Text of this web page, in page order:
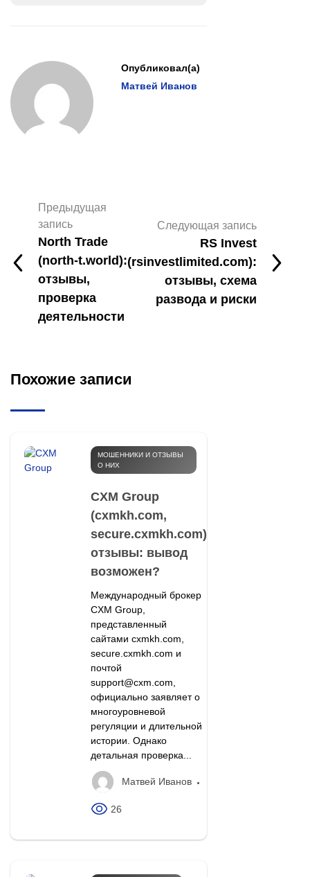
Опубликовал(а)
Матвей Иванов
Предыдущая
запись
North Trade
(north‑t.world):
отзывы,
проверка
деятельности
Следующая запись
RS Invest
(rsinvestlimited.com):
отзывы, схема
развода и риски
Похожие записи
МОШЕННИКИ И ОТЗЫВЫ
О НИХ
CXM Group
(cxmkh.com,
secure.cxmkh.com)
отзывы: вывод
возможен?
Международный брокер
CXM Group,
представленный
сайтами cxmkh.com,
secure.cxmkh.com и
почтой
support@cxm.com,
официально заявляет о
многоуровневой
регуляции и длительной
истории. Однако
детальная проверка...
Матвей Иванов
26